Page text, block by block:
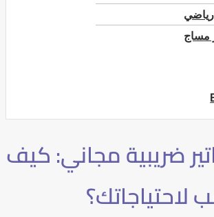
مساج
ضريبية مجاني: كيف
لاحتياجاتك؟